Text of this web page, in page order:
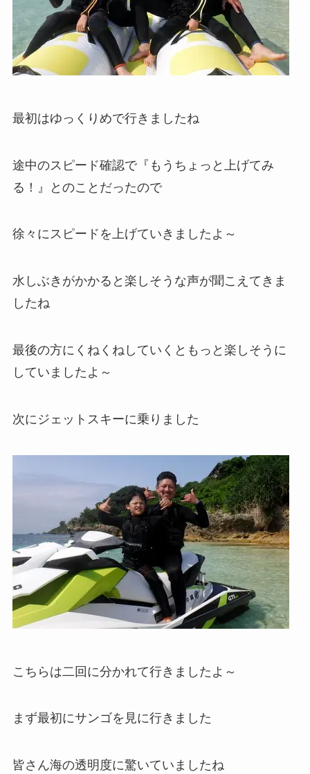
最初はゆっくりめで行きましたね
途中のスピード確認で『もうちょっと上げてみ
る！』とのことだったので
徐々にスピードを上げていきましたよ～
水しぶきがかかると楽しそうな声が聞こえてきま
したね
最後の方にくねくねしていくともっと楽しそうに
していましたよ～
次にジェットスキーに乗りました
こちらは二回に分かれて行きましたよ～
まず最初にサンゴを見に行きました
皆さん海の透明度に驚いていましたね